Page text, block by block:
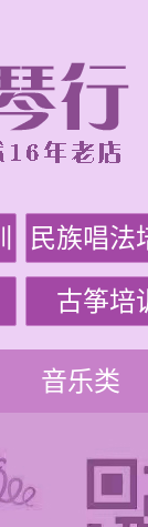
民族唱法
古筝培
音乐类